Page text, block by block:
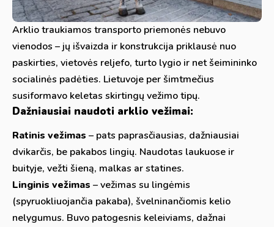
Arklio traukiamos transporto priemonės nebuvo
vienodos – jų išvaizda ir konstrukcija priklausė nuo
paskirties, vietovės reljefo, turto lygio ir net šeimininko
socialinės padėties. Lietuvoje per šimtmečius
susiformavo keletas skirtingų vežimo tipų.
Dažniausiai naudoti arklio vežimai:
Ratinis vežimas – pats paprasčiausias, dažniausiai
dvikarčis, be pakabos lingių. Naudotas laukuose ir
buityje, vežti šieną, malkas ar statines.
Linginis vežimas – vežimas su lingėmis
(spyruokliuojančia pakaba), švelninančiomis kelio
nelygumus. Buvo patogesnis keleiviams, dažnai